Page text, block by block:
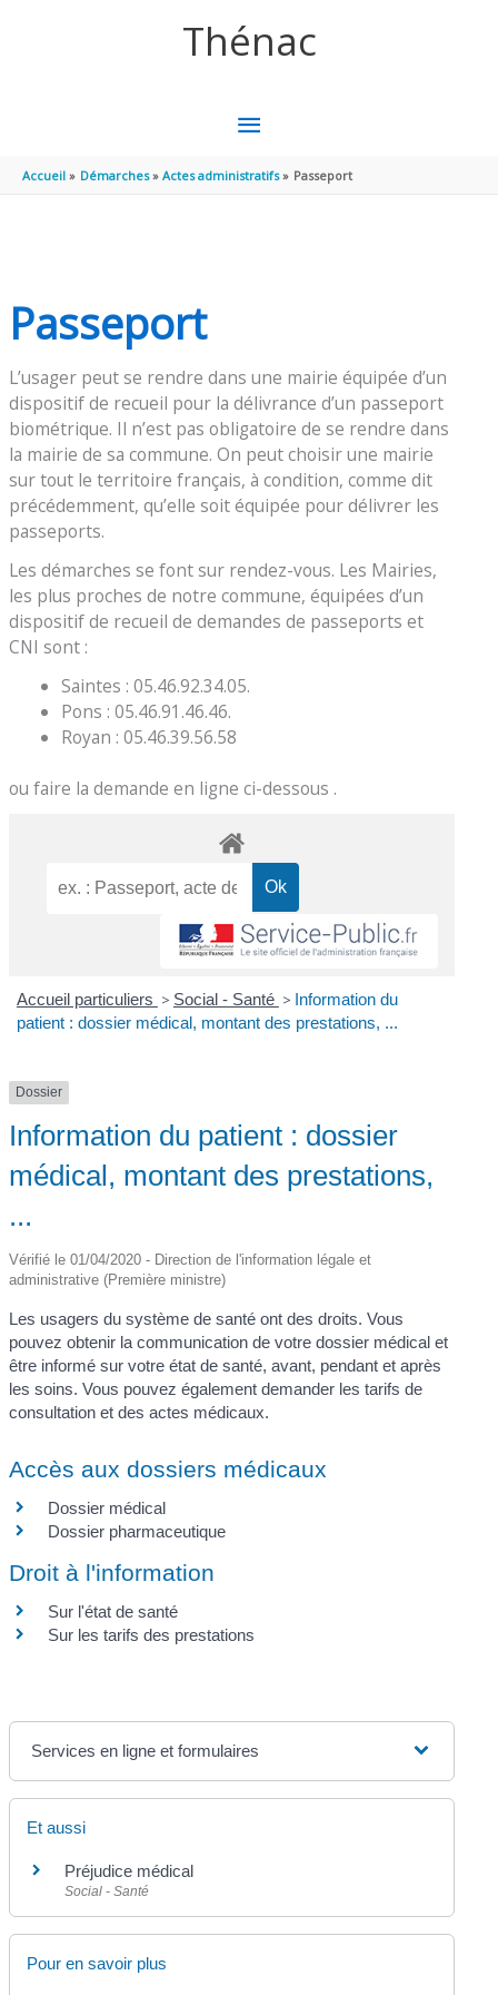
Thénac
MENU
PRINCIPAL
Accueil Démarches Actes administratifs Passeport
Passeport
L’usager peut se rendre dans une mairie équipée d’un
dispositif de recueil pour la délivrance d’un passeport
biométrique. Il n’est pas obligatoire de se rendre dans
la mairie de sa commune. On peut choisir une mairie
sur tout le territoire français, à condition, comme dit
précédemment, qu’elle soit équipée pour délivrer les
passeports.
Les démarches se font sur rendez-vous. Les Mairies,
les plus proches de notre commune, équipées d’un
dispositif de recueil de demandes de passeports et
CNI sont :
Saintes : 05.46.92.34.05.
Pons : 05.46.91.46.46.
Royan : 05.46.39.56.58
ou faire la demande en ligne ci-dessous .
Accueil particuliers > Social - Santé > Information du
patient : dossier médical, montant des prestations, ...
Dossier
Information du patient : dossier
médical, montant des prestations,
...
Vérifié le 01/04/2020 - Direction de l'information légale et
administrative (Première ministre)
Les usagers du système de santé ont des droits. Vous
pouvez obtenir la communication de votre dossier médical et
être informé sur votre état de santé, avant, pendant et après
les soins. Vous pouvez également demander les tarifs de
consultation et des actes médicaux.
Accès aux dossiers médicaux
Dossier médical
Dossier pharmaceutique
Droit à l'information
Sur l'état de santé
Sur les tarifs des prestations
Services en ligne et formulaires
Et aussi
Préjudice médical
Social - Santé
Pour en savoir plus